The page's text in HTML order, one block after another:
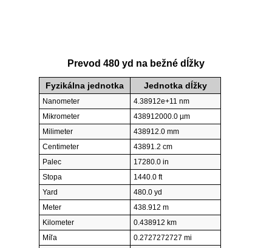
Prevod 480 yd na bežné dĺžky
Fyzikálna jednotka Jednotka dĺžky
Nanometer
4.38912e+11 nm
Mikrometer
438912000.0 µm
Milimeter
438912.0 mm
Centimeter
43891.2 cm
Palec
17280.0 in
Stopa
1440.0 ft
Yard
480.0 yd
Meter
438.912 m
Kilometer
0.438912 km
Míľa
0.2727272727 mi